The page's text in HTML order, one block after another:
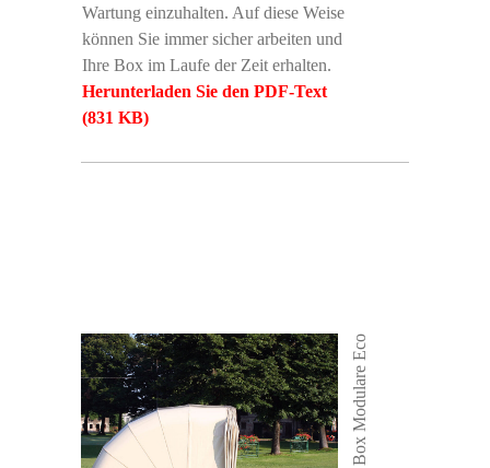
Wartung einzuhalten. Auf diese Weise
können Sie immer sicher arbeiten und
Ihre Box im Laufe der Zeit erhalten.
Herunterladen Sie den PDF-Text
(831 KB)
Box Modulare Eco